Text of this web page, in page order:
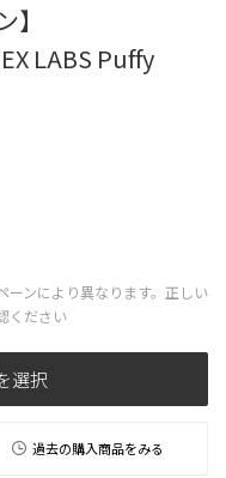
LABS Puffy
ンにより異なります。正しい
ください
選択
過去の購入商品をみる